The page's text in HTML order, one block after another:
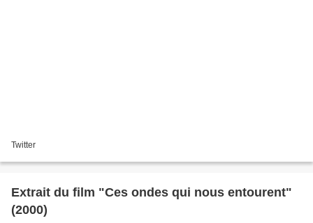
Twitter
Extrait du film "Ces ondes qui nous entourent"
(2000)